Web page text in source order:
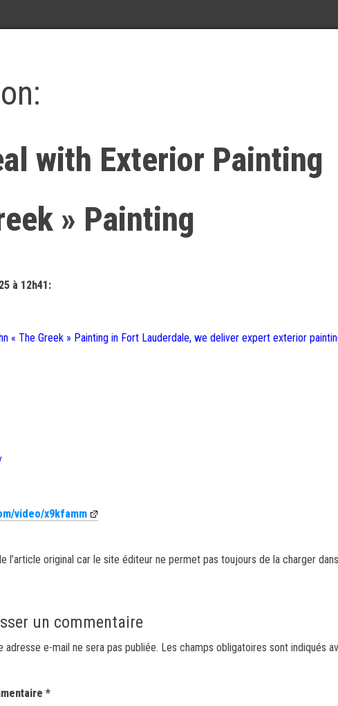
with Exterior Painting
» Painting
à 12h41:
« The Greek » Painting in Fort Lauderdale, we deliver expert exterior
video/x9kfamm
l’article original car le site éditeur ne permet pas toujours de la charger dans
un commentaire
adresse e-mail ne sera pas publiée. Les champs obligatoires sont indiqués
*